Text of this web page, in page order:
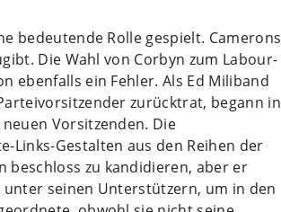
bedeutende Rolle gespielt. Camerons
Die Wahl von Corbyn zum Labour-
ebenfalls ein Fehler. Als Ed Miliband
zurücktrat, begann in
Vorsitzenden. Die
Links-Gestalten aus den Reihen der
beschloss zu kandidieren, aber er
seinen Unterstützern, um in den